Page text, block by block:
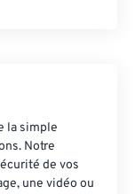
la simple
Notre
de vos
une vidéo ou